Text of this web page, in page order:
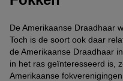
De Amerikaanse Draadhaar
Toch is de soort ook daar
de Amerikaanse Draadhaar
in het ras geïnteresseerd is,
Amerikaanse